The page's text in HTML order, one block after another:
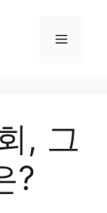
Menu
, 그
?